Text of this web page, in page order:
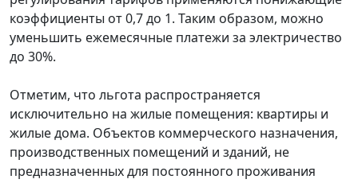
коэффициенты от 0,7 до 1. Таким образом, можно
уменьшить ежемесячные платежи за электричество
до 30%.
Отметим, что льгота распространяется
исключительно на жилые помещения: квартиры и
жилые дома. Объектов коммерческого назначения,
производственных помещений и зданий, не
предназначенных для постоянного проживания